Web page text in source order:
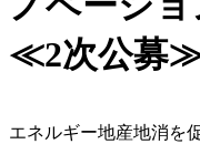
≪2次公募≫
エネルギー地産地消を